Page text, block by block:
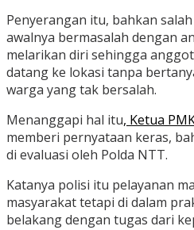
Penyerangan itu, bahkan
awalnya bermasalah dengan
melarikan diri sehingga
datang ke lokasi tanpa
warga yang tak bersalah.
Menanggapi hal itu, Ketua
memberi pernyataan keras,
di evaluasi oleh Polda NTT.
Katanya polisi itu pelayanan
masyarakat tetapi di dalam
belakang dengan tugas dari